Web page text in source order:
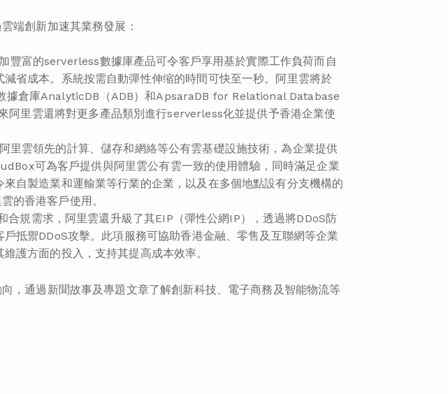
端創新加速其業務發展：
豐富的serverless數據庫產品可令客戶享用基於實際工作負荷而自
省成本。系統按需自動彈性伸缩的時間可快至一秒。阿里雲將於
據倉庫AnalyticDB（ADB）和ApsaraDB for Relational Database
阿里雲還將對更多產品類別進行serverless化並提供予香港企業使
里雲領先的計算、儲存和網絡等公有雲基礎設施技術，為企業提供
可為客戶提供與阿里雲公有雲一致的使用體驗，同時滿足企業
自製造業和運輸業等行業的企業，以及在多個地點設有分支機構的
的香港客戶使用。
合規需求，阿里雲還升級了其EIP（彈性公網IP），透過將DDoS防
抵禦DDoS攻擊。此項服務可協助香港金融、零售及互聯網等企業
護方面的投入，支持其提高成本效率。
，通過新聞故事及專題文章了解創新科技、電子商務及智能物流等